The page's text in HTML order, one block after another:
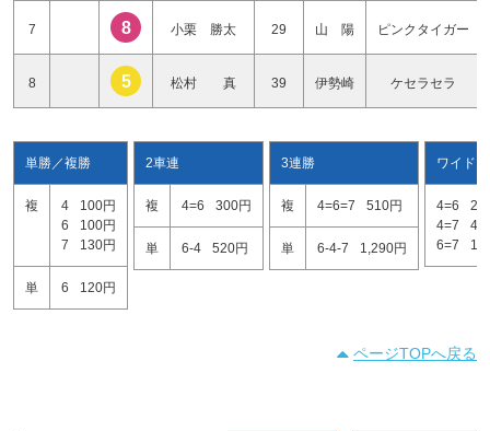
7 8 小栗 勝太 29 山 陽 ピンクタイガー
8 5 松村 真 39 伊勢崎 ケセラセラ
単勝／複勝
複 4
100円
6
100円
7
130円
単 6 120円
2車連
複 4=6 300円
単 6-4 520円
3連勝
複 4=6=7 510円
単 6-4-7 1,290円
ワイド
4=6
4=7
6=7
ページTOPへ戻る